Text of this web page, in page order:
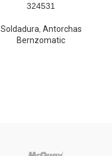
324531
Soldadura, Antorchas
Bernzomatic